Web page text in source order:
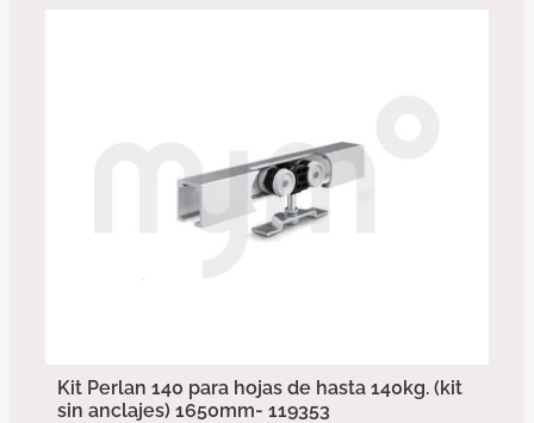
Kit Perlan 140 para hojas de hasta 140kg. (kit
sin anclajes) 1650mm- 119353